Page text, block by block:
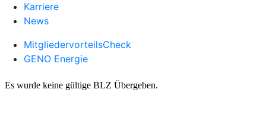
Karriere
News
MitgliedervorteilsCheck
GENO Energie